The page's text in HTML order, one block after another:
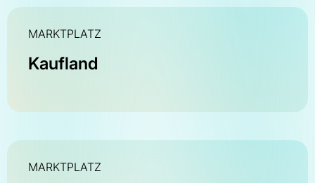
MARKTPLATZ
Kaufland
MARKTPLATZ